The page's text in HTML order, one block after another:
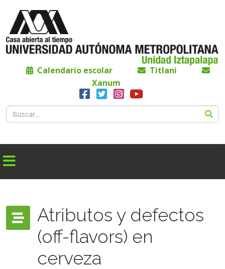
Calendario escolar
Titlani
Xanum
Atributos y defectos
(off-flavors) en
cerveza